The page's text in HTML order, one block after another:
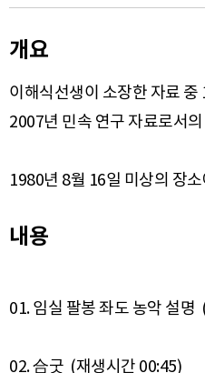
개요
이해식선생이 소장한 자료
2007년 민속 연구 자료로서
1980년 8월 16일 미상의 장
내용
01. 임실 팔봉 좌도 농악 설명
02. 合굿 (재생시간 00:45)